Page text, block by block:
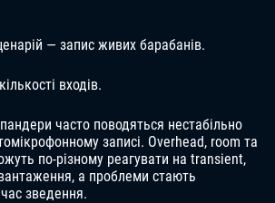
— запис живих барабанів.
входів.
часто поводяться нестабільно
записі. Overhead, room та
по-різному реагувати на transient,
а проблеми стають
зведення.